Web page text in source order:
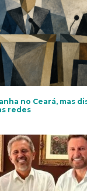
no Ceará, mas
redes